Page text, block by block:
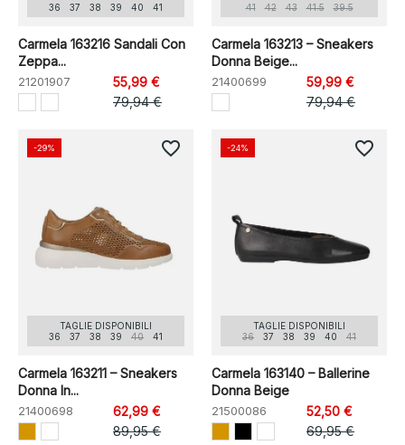
36
37 38 39 40 41
Carmela 163216 Sandali Con
Zeppa...
21201907
55,99 €
79,94 €
41
42 43 41.5 39.5
Carmela 163213 – Sneakers
Donna Beige...
21400699
59,99 €
79,94 €
TAGLIE DISPONIBILI
36
37 38 39 40 41
Carmela 163211 – Sneakers
Donna In...
21400698
62,99 €
89,95 €
-29% favorite_border
TAGLIE DISPONIBILI
36
37 38 39 40 41
Carmela 163140 – Ballerine
Donna Beige
21500086
52,50 €
69,95 €
-24% favorite_border